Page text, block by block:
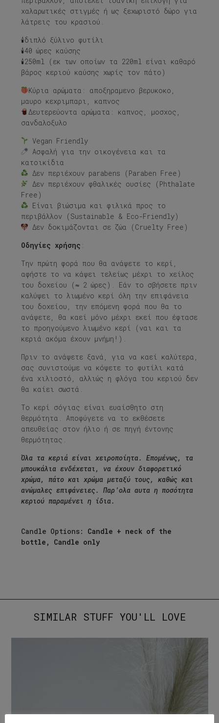
χαλαρωτικές στιγμές ή ως ξεχωριστό δώρο για
λάτρεις του κρασιού.
🕯διπλό ξύλινο φυτίλι
🕯40 ώρες καύσης
🕯250ml (εκ των οποίων τα 220ml είναι καθαρό
βάρος κεριού καύσης χωρίς τον πάτο)
Κύρια αρώματα: αποξηραμενο βερυκοκο,
μαυρο κεχριμπαρι, καπνος
Δευτερεύοντα αρώματα: καπνος, μοσχος,
σανδαλοξυλο
Vegan Friendly
Ασφαλή για την οικογένεια και τα
κατοικίδια
Δεν περιέχουν parabens (Paraben Free)
Δεν περιέχουν φθαλικές ουσίες (Phthalate
Free)
Είναι βιώσιμα και φιλικά προς το
περιβάλλον (Sustainable & Eco-Friendly)
Δεν δοκιμάζονται σε ζώα (Cruelty Free)
Οδηγίες χρήσης :
Την πρώτη φορά που θα ανάψετε το κερί,
αφήστε το να κάψει τελείως μέχρι το χείλος
του δοχείου (≈ 2 ώρες). Εάν το σβήσετε πριν
καλύψει το λιωμένο κερί όλη την επιφάνεια
του δοχείου, την επόμενη φορά που θα το
ανάψετε, θα καεί μόνο μέχρι εκεί που έφτασε
το προηγούμενο λιωμένο κερί (ναι και τα
κεριά ακόμα έχουν μνήμη!).
Πριν το ανάψετε ξανά, για να καεί καλύτερα,
σας συνιστούμε να κόψετε το φυτίλι κατά
ένα χιλιοστό, αλλιώς η φλόγα του κεριού δεν
θα καίει σωστά.
Το κερί σόγιας είναι ευαίσθητο στη
θερμότητα. Αποφύγετε να το εκθέσετε
απευθείας στον ήλιο ή σε πηγή έντονης
θερμότητας.
Όλα τα κεριά είναι χειροποίητα. Επομένως, τα
μπουκάλια ενδέχεται, να έχουν διαφορετικό
χρώμα, πάτο και χρώμα μεταξύ τους, καθώς και
ανώμαλες επιφάνειες. Παρ’ολα αυτα η ποσότητα
κεριού παραμένει η ίδια.
Candle Options: Candle + neck of the
bottle, Candle only
SIMILAR STUFF YOU'LL LOVE